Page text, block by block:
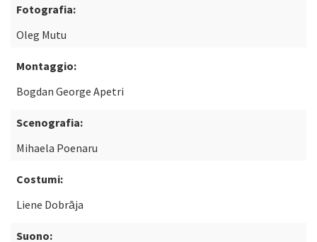
Fotografia:
Oleg Mutu
Montaggio:
Bogdan George Apetri
Scenografia:
Mihaela Poenaru
Costumi:
Liene Dobrāja
Suono: